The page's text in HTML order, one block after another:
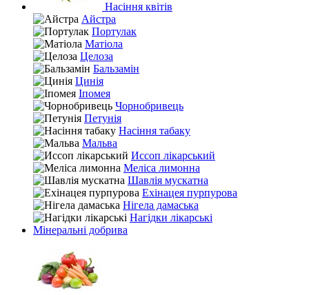
Насіння квітів
Айстра
Портулак
Матіола
Целоза
Бальзамін
Цинія
Іпомея
Чорнобривець
Петунія
Насіння табаку
Мальва
Иссоп лікарський
Меліса лимонна
Шавлія мускатна
Ехінацея пурпурова
Нігела дамаська
Нагідки лікарські
Мінеральні добрива